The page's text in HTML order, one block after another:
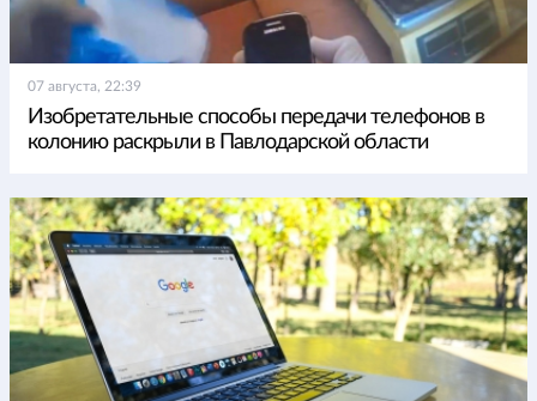
07 августа, 22:39
Изобретательные способы передачи телефонов в
колонию раскрыли в Павлодарской области